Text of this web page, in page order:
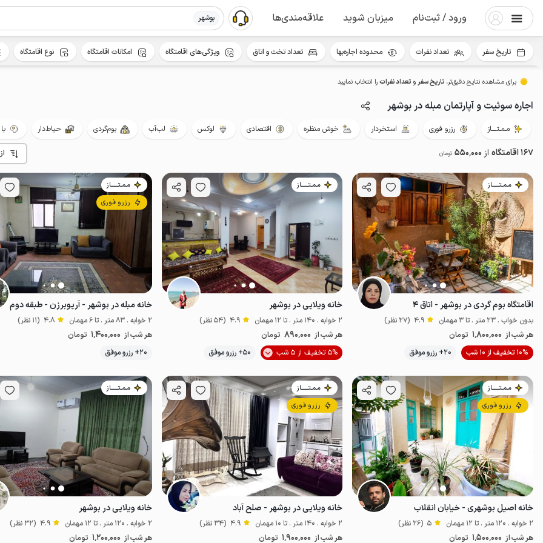
ورود / ثبت‌نام میزبان شوید علاقه‌مندی‌ها بوشهر
برای مشاهده نتایج دقیق‌تر، تاریخ سفرو تعداد نفراترا انتخاب نمایید
اجاره سوئیت و آپارتمان مبله در بوشهر
مـمـتــــاز رزرو فوری استخردار خوش منظره اقتصادی لوکس لب‌آب بوم‌گردی حیاط‌دار
167 اقامتگاه از 550٬000 تومان
مـمـتــــــاز
اقامتگاه بوم گردی در بوشهر - اتاق ۴
بدون خواب . 23 متر . تا 3 مهمان 4.9 (27 نظر)
هر شب از 1٬800٬000 تومان
10% تخفیف از 10 شب
20+ رزرو موفق خاص خوش غذا موقعیت در نقشه
مـمـتــــــاز
خانه ویلایی در بوشهر
2 خوابه . 140 متر . تا 12 مهمان 4.9 (54 نظر)
هر شب از 890٬000 تومان
5% تخفیف از 5 شب
50+ رزرو موفق اقتصادی
مـمـتــــــاز
رزرو فوری
خانه مبله در بوشهر - آریوبرزن - طبقه دوم
2 خوابه . 83 متر . تا 6 مهمان 4.8 (11 نظر)
هر شب از 1٬400٬000 تومان
20+ رزرو موفق
مـمـتــــــاز
رزرو فوری
خانه اصیل بوشهری - خیابان انقلاب
2 خوابه . 120 متر . تا 12 مهمان 5 (26 نظر)
هر شب از 1٬500٬000 تومان
مـمـتــــــاز
رزرو فوری
خانه ویلایی در بوشهر - صلح آباد
2 خوابه . 140 متر . تا 10 مهمان 4.9 (34 نظر)
هر شب از 1٬900٬000 تومان
مـمـتــــــاز
خانه ویلایی در بوشهر
2 خوابه . 120 متر . تا 12 مهمان 4.9 (32 نظر)
هر شب از 1٬200٬000 تومان
تاریخ سفر تعداد نفرات محدوده اجاره‌بها تعداد تخت و اتاق ویژگی‌های اقامتگاه امکانات اقامتگاه نوع اقامتگاه